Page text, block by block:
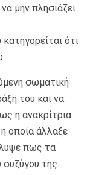
μην πλησιάζει
κατηγορείται ότι
σωματική
του και να
η ανακρίτρια
οποία άλλαξε
πως τα
συζύγου της.